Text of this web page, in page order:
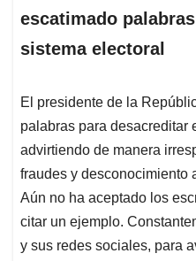
escatimado
sistema electoral
El presidente de la
palabras para desacreditar
advirtiendo de manera
fraudes y desconocimiento
Aún no ha aceptado los
citar un ejemplo.
y sus redes sociales, para